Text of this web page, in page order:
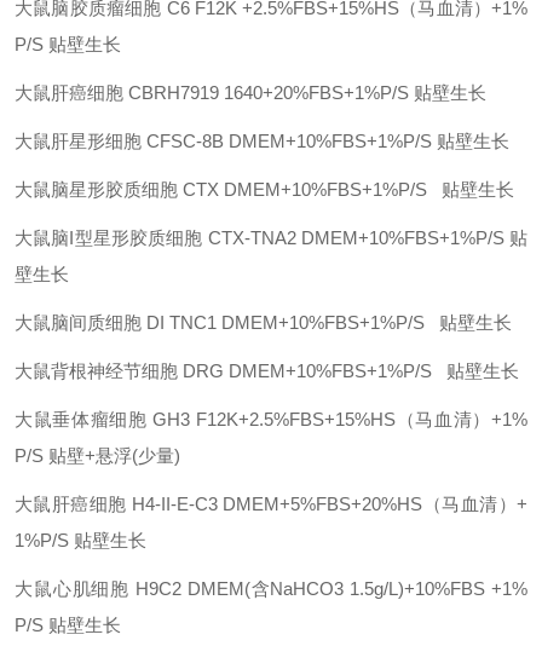
大鼠脑胶质瘤细胞 C6 F12K +2.5%FBS+15%HS（马血清）+1%
P/S 贴壁生长
大鼠肝癌细胞 CBRH7919 1640+20%FBS+1%P/S 贴壁生长
大鼠肝星形细胞 CFSC-8B DMEM+10%FBS+1%P/S 贴壁生长
大鼠脑星形胶质细胞 CTX DMEM+10%FBS+1%P/S 贴壁生长
大鼠脑I型星形胶质细胞 CTX-TNA2 DMEM+10%FBS+1%P/S 贴
壁生长
大鼠脑间质细胞 DI TNC1 DMEM+10%FBS+1%P/S 贴壁生长
大鼠背根神经节细胞 DRG DMEM+10%FBS+1%P/S 贴壁生长
大鼠垂体瘤细胞 GH3 F12K+2.5%FBS+15%HS（马血清）+1%
P/S 贴壁+悬浮(少量)
大鼠肝癌细胞 H4-II-E-C3 DMEM+5%FBS+20%HS（马血清）+
1%P/S 贴壁生长
大鼠心肌细胞 H9C2 DMEM(含NaHCO3 1.5g/L)+10%FBS +1%
P/S 贴壁生长